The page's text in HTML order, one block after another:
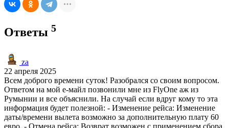
Ответы 5
za
22 апреля 2025
Всем доброго времени суток! Разобрался со своим вопросом.
Ответом на мой е-майл позвонили мне из FlyOne аж из
Румынии и все объяснили. На случай если вдруг кому то эта
информация будет полезной: - Изменение рейса: Изменение
даты/времени вылета возможно за дополнительную плату 60
евро. - Отмена рейса: Возврат возможен с применением сбора